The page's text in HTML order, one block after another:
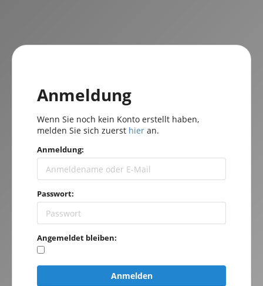
Anmeldung
Wenn Sie noch kein Konto erstellt haben,
melden Sie sich zuerst hier an.
Anmeldung:
Passwort:
Angemeldet bleiben:
Anmelden